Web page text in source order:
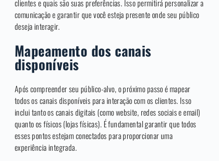
clientes e quais são suas preferências. Isso permitirá personalizar a
comunicação e garantir que você esteja presente onde seu público
deseja interagir.
Mapeamento dos canais
disponíveis
Após compreender seu público-alvo, o próximo passo é mapear
todos os canais disponíveis para interação com os clientes. Isso
inclui tanto os canais digitais (como website, redes sociais e email)
quanto os físicos (lojas físicas). É fundamental garantir que todos
esses pontos estejam conectados para proporcionar uma
experiência integrada.